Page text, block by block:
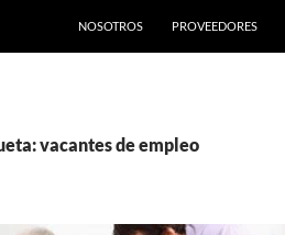
NOSOTROS
PROVEEDORES
vacantes de empleo